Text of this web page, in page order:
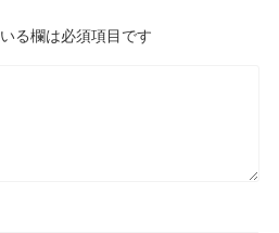
る欄は必須項目です